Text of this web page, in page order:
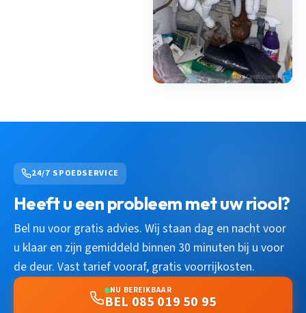
24/7 SPOEDSERVICE
Heeft u een probleem met uw riool?
Bel nu voor gratis advies. Wij staan dag en nacht voor
u klaar en zijn gemiddeld binnen 30 minuten bij u voor
de deur. Vast tarief vooraf, gratis voorrijkosten.
NU BEREIKBAAR
BEL 085 019 50 95